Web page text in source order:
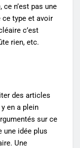
n’est pas une
ce type et avoir
c’est
rien, etc.
des articles
en a plein
sur ce
une idée plus
Une